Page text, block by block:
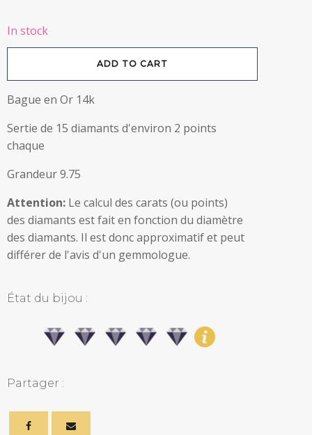
In stock
14k
15
diamants
ADD TO CART
Bague en Or 14k
Sertie de 15 diamants d'environ 2 points
chaque
Grandeur 9.75
Attention: Le calcul des carats (ou points)
des diamants est fait en fonction du diamètre
des diamants. Il est donc approximatif et peut
différer de l'avis d'un gemmologue.
État du bijou :
Partager :